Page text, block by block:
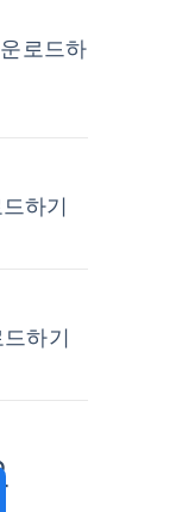
로드하
하기
하기